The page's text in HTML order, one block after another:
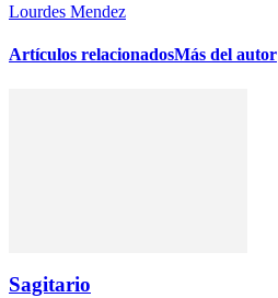
Lourdes Mendez
Artículos relacionadosMás del autor
Sagitario